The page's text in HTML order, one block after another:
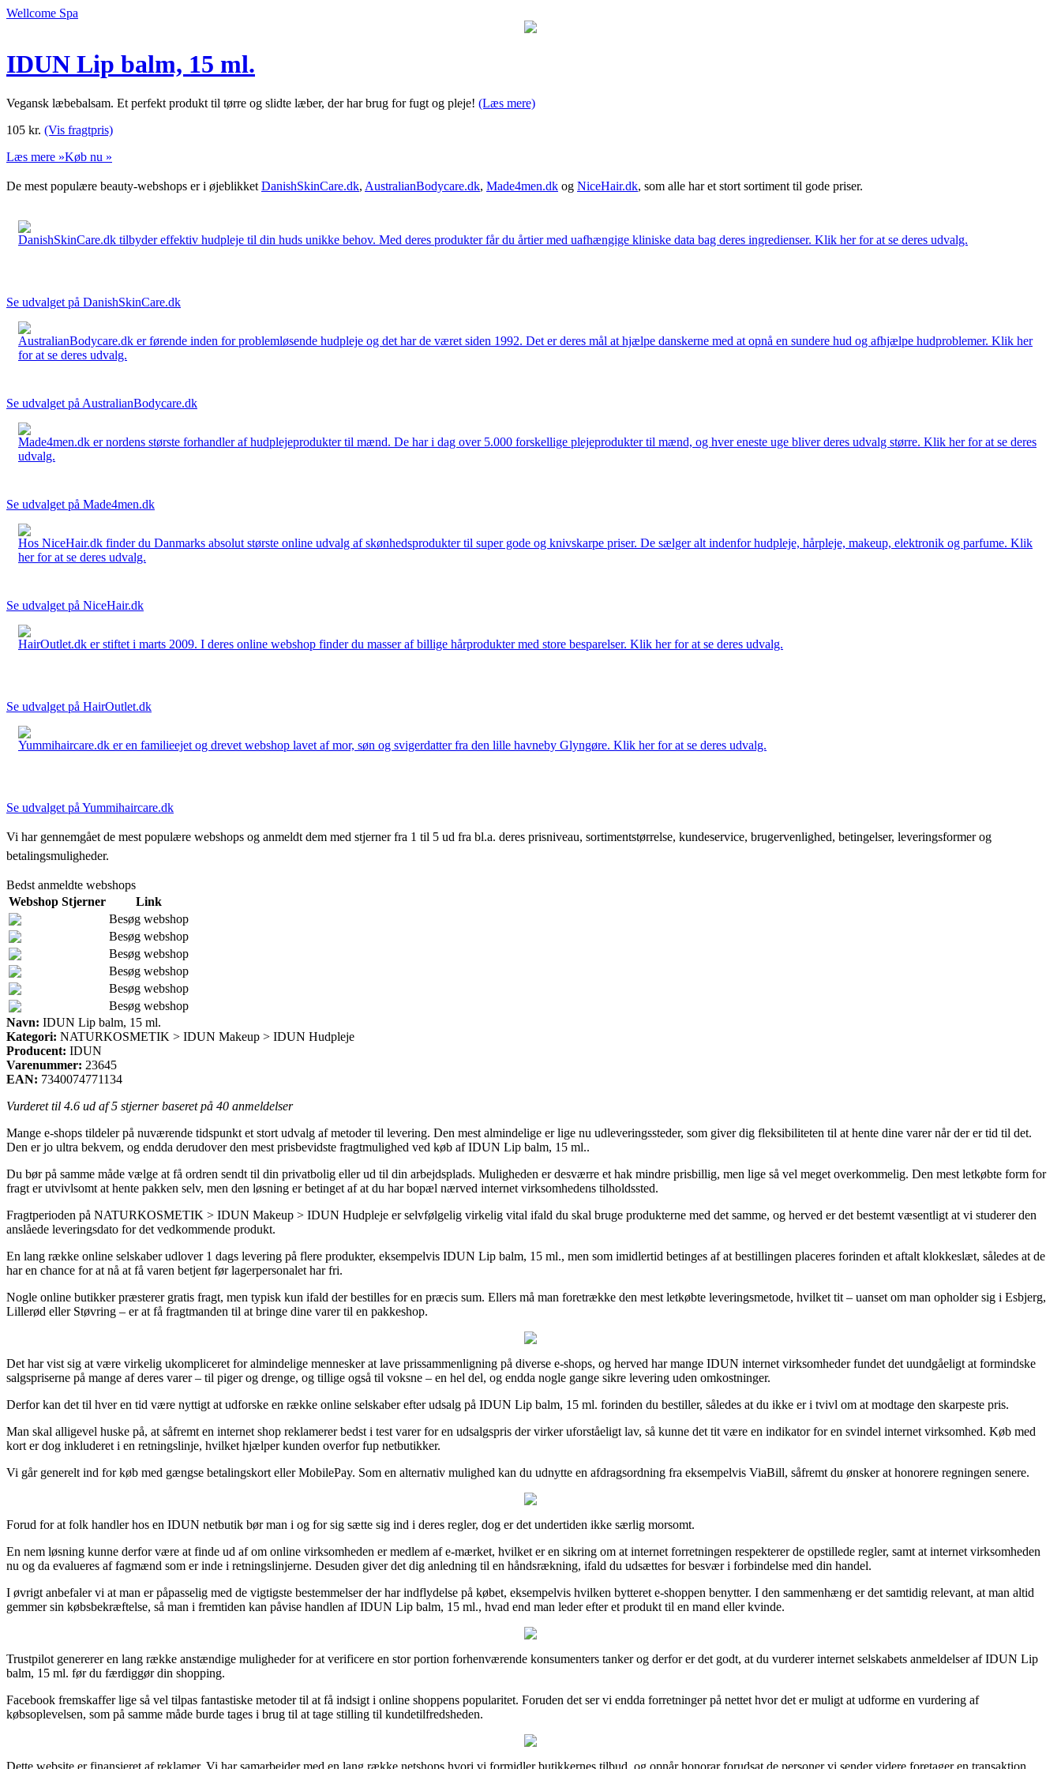
Wellcome Spa
IDUN Lip balm, 15 ml.
Vegansk læbebalsam. Et perfekt produkt til tørre og slidte læber, der har brug for fugt og pleje! (Læs mere)
105 kr. (Vis fragtpris)
Læs mere »Køb nu »
De mest populære beauty-webshops er i øjeblikket DanishSkinCare.dk, AustralianBodycare.dk, Made4men.dk og NiceHair.dk, som alle har et stort sortiment til gode priser.
DanishSkinCare.dk tilbyder effektiv hudpleje til din huds unikke behov. Med deres produkter får du årtier med uafhængige kliniske data bag deres ingredienser. Klik her for at se deres udvalg.
Se udvalget på DanishSkinCare.dk
AustralianBodycare.dk er førende inden for problemløsende hudpleje og det har de været siden 1992. Det er deres mål at hjælpe danskerne med at opnå en sundere hud og afhjælpe hudproblemer. Klik her
for at se deres udvalg.
Se udvalget på AustralianBodycare.dk
Made4men.dk er nordens største forhandler af hudplejeprodukter til mænd. De har i dag over 5.000 forskellige plejeprodukter til mænd, og hver eneste uge bliver deres udvalg større. Klik her for at se deres
udvalg.
Se udvalget på Made4men.dk
Hos NiceHair.dk finder du Danmarks absolut største online udvalg af skønhedsprodukter til super gode og knivskarpe priser. De sælger alt indenfor hudpleje, hårpleje, makeup, elektronik og parfume. Klik
her for at se deres udvalg.
Se udvalget på NiceHair.dk
HairOutlet.dk er stiftet i marts 2009. I deres online webshop finder du masser af billige hårprodukter med store besparelser. Klik her for at se deres udvalg.
Se udvalget på HairOutlet.dk
Yummihaircare.dk er en familieejet og drevet webshop lavet af mor, søn og svigerdatter fra den lille havneby Glyngøre. Klik her for at se deres udvalg.
Se udvalget på Yummihaircare.dk
Vi har gennemgået de mest populære webshops og anmeldt dem med stjerner fra 1 til 5 ud fra bl.a. deres prisniveau, sortimentstørrelse, kundeservice, brugervenlighed, betingelser, leveringsformer og
betalingsmuligheder.
Bedst anmeldte webshops
Webshop Stjerner
Link
Besøg webshop
Besøg webshop
Besøg webshop
Besøg webshop
Besøg webshop
Besøg webshop
Navn: IDUN Lip balm, 15 ml.
Kategori: NATURKOSMETIK > IDUN Makeup > IDUN Hudpleje
Producent: IDUN
Varenummer: 23645
EAN: 7340074771134
Vurderet til 4.6 ud af 5 stjerner baseret på 40 anmeldelser
Mange e-shops tildeler på nuværende tidspunkt et stort udvalg af metoder til levering. Den mest almindelige er lige nu udleveringssteder, som giver dig fleksibiliteten til at hente dine varer når der er tid til det.
Den er jo ultra bekvem, og endda derudover den mest prisbevidste fragtmulighed ved køb af IDUN Lip balm, 15 ml..
Du bør på samme måde vælge at få ordren sendt til din privatbolig eller ud til din arbejdsplads. Muligheden er desværre et hak mindre prisbillig, men lige så vel meget overkommelig. Den mest letkøbte form for
fragt er utvivlsomt at hente pakken selv, men den løsning er betinget af at du har bopæl nærved internet virksomhedens tilholdssted.
Fragtperioden på NATURKOSMETIK > IDUN Makeup > IDUN Hudpleje er selvfølgelig virkelig vital ifald du skal bruge produkterne med det samme, og herved er det bestemt væsentligt at vi studerer den
anslåede leveringsdato for det vedkommende produkt.
En lang række online selskaber udlover 1 dags levering på flere produkter, eksempelvis IDUN Lip balm, 15 ml., men som imidlertid betinges af at bestillingen placeres forinden et aftalt klokkeslæt, således at de
har en chance for at nå at få varen betjent før lagerpersonalet har fri.
Nogle online butikker præsterer gratis fragt, men typisk kun ifald der bestilles for en præcis sum. Ellers må man foretrække den mest letkøbte leveringsmetode, hvilket tit – uanset om man opholder sig i Esbjerg,
Lillerød eller Støvring – er at få fragtmanden til at bringe dine varer til en pakkeshop.
Det har vist sig at være virkelig ukompliceret for almindelige mennesker at lave prissammenligning på diverse e-shops, og herved har mange IDUN internet virksomheder fundet det uundgåeligt at formindske
salgspriserne på mange af deres varer – til piger og drenge, og tillige også til voksne – en hel del, og endda nogle gange sikre levering uden omkostninger.
Derfor kan det til hver en tid være nyttigt at udforske en række online selskaber efter udsalg på IDUN Lip balm, 15 ml. forinden du bestiller, således at du ikke er i tvivl om at modtage den skarpeste pris.
Man skal alligevel huske på, at såfremt en internet shop reklamerer bedst i test varer for en udsalgspris der virker uforståeligt lav, så kunne det tit være en indikator for en svindel internet virksomhed. Køb med
kort er dog inkluderet i en retningslinje, hvilket hjælper kunden overfor fup netbutikker.
Vi går generelt ind for køb med gængse betalingskort eller MobilePay. Som en alternativ mulighed kan du udnytte en afdragsordning fra eksempelvis ViaBill, såfremt du ønsker at honorere regningen senere.
Forud for at folk handler hos en IDUN netbutik bør man i og for sig sætte sig ind i deres regler, dog er det undertiden ikke særlig morsomt.
En nem løsning kunne derfor være at finde ud af om online virksomheden er medlem af e-mærket, hvilket er en sikring om at internet forretningen respekterer de opstillede regler, samt at internet virksomheden
nu og da evalueres af fagmænd som er inde i retningslinjerne. Desuden giver det dig anledning til en håndsrækning, ifald du udsættes for besvær i forbindelse med din handel.
I øvrigt anbefaler vi at man er påpasselig med de vigtigste bestemmelser der har indflydelse på købet, eksempelvis hvilken bytteret e-shoppen benytter. I den sammenhæng er det samtidig relevant, at man altid
gemmer sin købsbekræftelse, så man i fremtiden kan påvise handlen af IDUN Lip balm, 15 ml., hvad end man leder efter et produkt til en mand eller kvinde.
Trustpilot genererer en lang række anstændige muligheder for at verificere en stor portion forhenværende konsumenters tanker og derfor er det godt, at du vurderer internet selskabets anmeldelser af IDUN Lip
balm, 15 ml. før du færdiggør din shopping.
Facebook fremskaffer lige så vel tilpas fantastiske metoder til at få indsigt i online shoppens popularitet. Foruden det ser vi endda forretninger på nettet hvor det er muligt at udforme en vurdering af
købsoplevelsen, som på samme måde burde tages i brug til at tage stilling til kundetilfredsheden.
Dette website er finansieret af reklamer. Vi har samarbejder med en lang række netshops hvori vi formidler butikkernes tilbud, og opnår honorar forudsat de personer vi sender videre foretager en transaktion.